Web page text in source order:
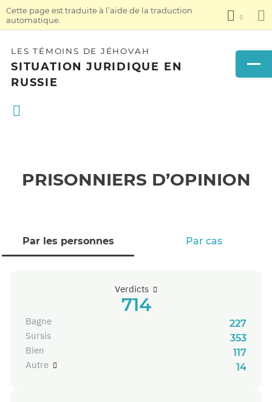
Cette page est traduite à l’aide de la traduction
automatique.
LES TÉMOINS DE JÉHOVAH
SITUATION JURIDIQUE EN
RUSSIE
PRISONNIERS D’OPINION
Par les personnes Par cas
Verdicts
714
Bagne
227
Sursis
353
Bien
117
Autre
14